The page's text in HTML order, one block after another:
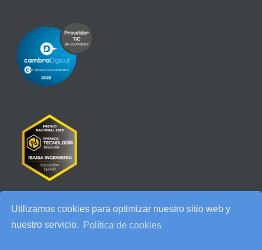
Utilizamos cookies para optimizar nuestro sitio web y
nuestro servicio.
Política de cookies